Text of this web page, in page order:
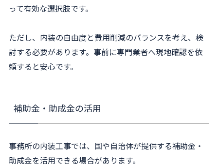
って有効な選択肢です。
ただし、内装の自由度と費用削減のバランスを考え、検
討する必要があります。事前に専門業者へ現地確認を依
頼すると安心です。
補助金・助成金の活用
事務所の内装工事では、国や自治体が提供する補助金・
助成金を活用できる場合があります。